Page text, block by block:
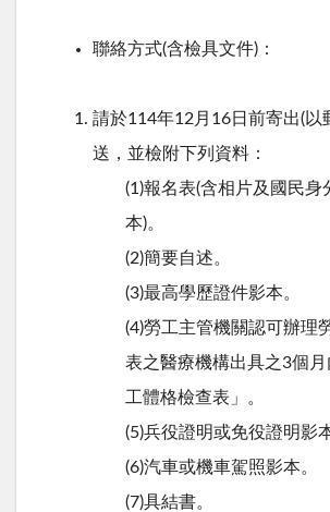
聯絡方式(含檢具文件) ：
請於114年12 月 16日前寄出(以
送，並檢附下列資料：
(1)報名表(含相片及國民身
本)。
(2)簡要自述。
(3)最高學歷證件影本。
(4)勞工主管機關認可辦理
表之醫療機構出具之3個
工體格檢查表」。
(5)兵役證明或免役證明影
(6)汽車或機車駕照影本。
(7)具結書。